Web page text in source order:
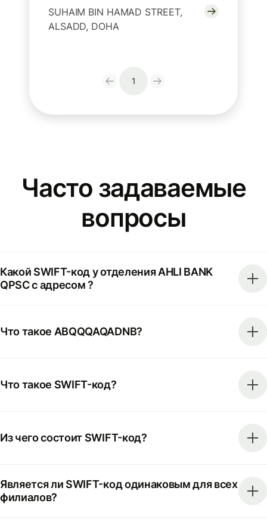
SUHAIM BIN HAMAD STREET,
ALSADD, DOHA
1
Часто задаваемые
вопросы
Какой SWIFT-код у отделения AHLI BANK
QPSC с адресом ?
Что такое ABQQQAQADNB?
Что такое SWIFT-код?
Из чего состоит SWIFT-код?
Является ли SWIFT-код одинаковым для всех
филиалов?